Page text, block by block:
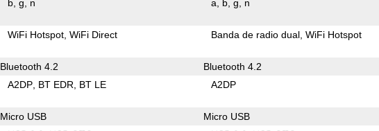
b g n a b g n
WiFi Hotspot WiFi Direct Banda de radio dual WiFi Hotspot
Bluetooth 4.2 Bluetooth 4.2
A2DP BT EDR BT LE A2DP
Micro USB Micro USB